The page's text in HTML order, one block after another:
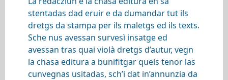
stentadas dad eruir e da dumandar tut ils
dretgs da stampa per ils maletgs ed ils texts.
Sche nus avessan survesì insatge ed
avessan tras quai violà dretgs d’autur, vegn
la chasa editura a bunifitgar quels tenor las
cunvegnas usitadas, sch’i dat in’annunzia da